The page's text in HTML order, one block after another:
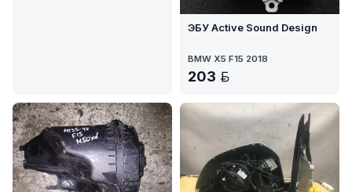
ЭБУ Active Sound Design
BMW X5 F15 2018
203